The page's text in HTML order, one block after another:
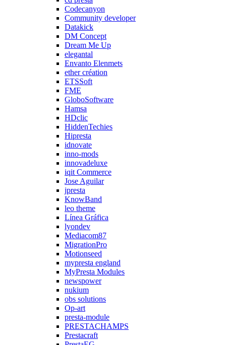
Codecanyon
Community developer
Datakick
DM Concept
Dream Me Up
elegantal
Envanto Elenmets
ether création
ETSSoft
FME
GloboSoftware
Hamsa
HDclic
HiddenTechies
Hipresta
idnovate
inno-mods
innovadeluxe
iqit Commerce
Jose Aguilar
jpresta
KnowBand
leo theme
Línea Gráfica
lyondev
Mediacom87
MigrationPro
Motionseed
mypresta england
MyPresta Modules
newspower
nukium
obs solutions
Op-art
presta-module
PRESTACHAMPS
Prestacraft